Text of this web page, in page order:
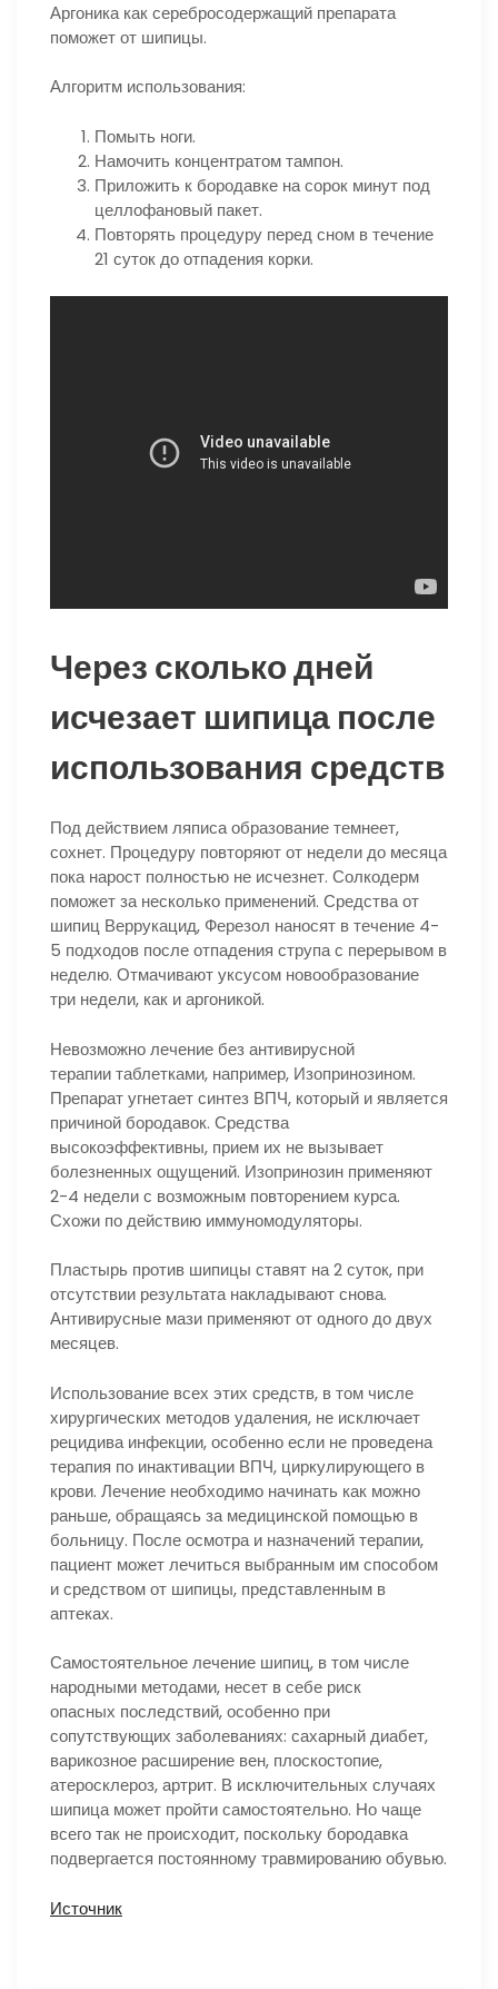
Аргоника как серебросодержащий препарата
поможет от шипицы.
Алгоритм использования:
Помыть ноги.
Намочить концентратом тампон.
Приложить к бородавке на сорок минут под
целлофановый пакет.
Повторять процедуру перед сном в течение
21 суток до отпадения корки.
Через сколько дней
исчезает шипица после
использования средств
Под действием ляписа образование темнеет,
сохнет. Процедуру повторяют от недели до месяца
пока нарост полностью не исчезнет. Солкодерм
поможет за несколько применений. Средства от
шипиц Веррукацид, Ферезол наносят в течение 4-
5 подходов после отпадения струпа с перерывом в
неделю. Отмачивают уксусом новообразование
три недели, как и аргоникой.
Невозможно лечение без антивирусной
терапии таблетками, например, Изопринозином.
Препарат угнетает синтез ВПЧ, который и является
причиной бородавок. Средства
высокоэффективны, прием их не вызывает
болезненных ощущений. Изопринозин применяют
2-4 недели с возможным повторением курса.
Схожи по действию иммуномодуляторы.
Пластырь против шипицы ставят на 2 суток, при
отсутствии результата накладывают снова.
Антивирусные мази применяют от одного до двух
месяцев.
Использование всех этих средств, в том числе
хирургических методов удаления, не исключает
рецидива инфекции, особенно если не проведена
терапия по инактивации ВПЧ, циркулирующего в
крови. Лечение необходимо начинать как можно
раньше, обращаясь за медицинской помощью в
больницу. После осмотра и назначений терапии,
пациент может лечиться выбранным им способом
и средством от шипицы, представленным в
аптеках.
Самостоятельное лечение шипиц, в том числе
народными методами, несет в себе риск
опасных последствий, особенно при
сопутствующих заболеваниях: сахарный диабет,
варикозное расширение вен, плоскостопие,
атеросклероз, артрит. В исключительных случаях
шипица может пройти самостоятельно. Но чаще
всего так не происходит, поскольку бородавка
подвергается постоянному травмированию обувью.
Источник